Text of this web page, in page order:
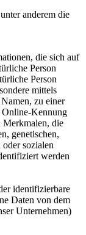
anderem die
die sich auf
Person
Person
mittels
zu einer
Online-Kennung
Merkmalen, die
genetischen,
sozialen
werden
identifizierbare
Daten von dem
Unternehmen)